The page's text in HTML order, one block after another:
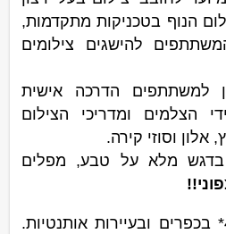
הנוף בטכניקות מתקדמות,
להישגים צילומים
למשתתפים הדרכה אישית
הצלמים ומדריכי הצילום
וסוזי קירה.
בדגש מלא על טבע, מפלים
: במלונות 3* ו- 4* בכפרים ובעיירות אותנטיות.